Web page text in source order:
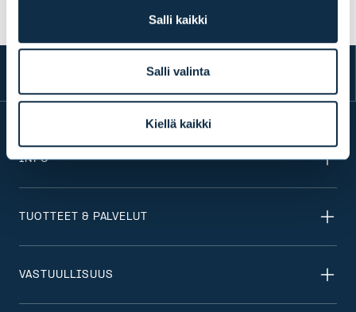
Salli kaikki
Salli valinta
Kiellä kaikki
INFO
TUOTTEET & PALVELUT
VASTUULLISUUS